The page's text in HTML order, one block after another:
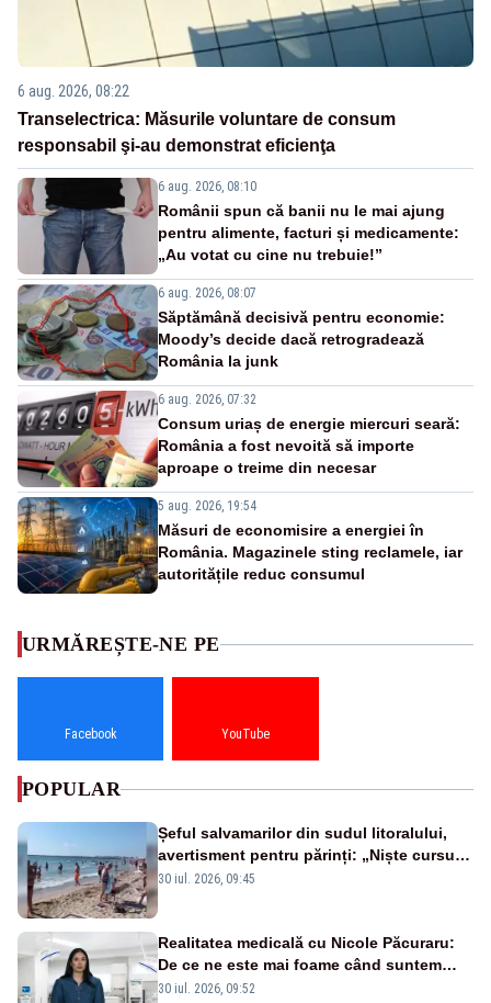
6 aug. 2026, 08:22
Transelectrica: Măsurile voluntare de consum
responsabil şi-au demonstrat eficienţa
6 aug. 2026, 08:10
Românii spun că banii nu le mai ajung
pentru alimente, facturi și medicamente:
„Au votat cu cine nu trebuie!”
6 aug. 2026, 08:07
Săptămână decisivă pentru economie:
Moody’s decide dacă retrogradează
România la junk
6 aug. 2026, 07:32
Consum uriaș de energie miercuri seară:
România a fost nevoită să importe
aproape o treime din necesar
5 aug. 2026, 19:54
Măsuri de economisire a energiei în
România. Magazinele sting reclamele, iar
autoritățile reduc consumul
URMĂREȘTE-NE PE
Facebook YouTube
POPULAR
Șeful salvamarilor din sudul litoralului,
avertisment pentru părinți: „Niște cursuri
de înot la piscină nu sunt suficiente”
30 iul. 2026, 09:45
Realitatea medicală cu Nicole Păcuraru:
De ce ne este mai foame când suntem
obosiți?
30 iul. 2026, 09:52